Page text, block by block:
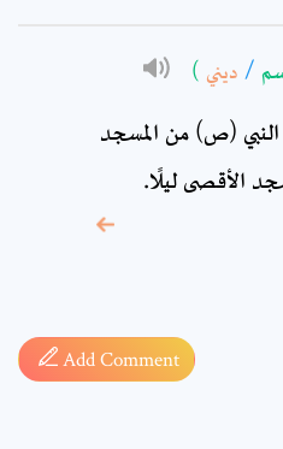
/ ديني )
النبي (ص) من المسجد
الأقصى ليلًا.
Add Comment